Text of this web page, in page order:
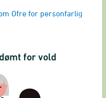
Ofre for personfarlig
for vold